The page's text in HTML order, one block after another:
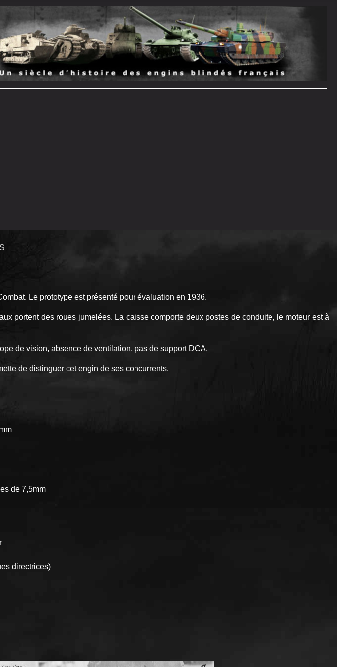
Le prototype est présenté pour évaluation en 1936.
portent des roues jumelées. La caisse comporte deux postes de conduite, le moteur est à
de vision, absence de ventilation, pas de support DCA.
de distinguer cet engin de ses concurrents.
de 7,5mm
directrices)